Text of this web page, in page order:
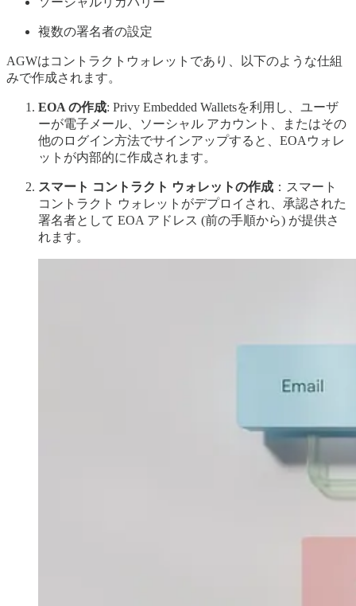
複数の署名者の設定
AGWはコントラクトウォレットであり、以下のような仕組
みで作成されます。
EOA の作成: Privy Embedded Walletsを利用し、ユーザ
ーが電子メール、ソーシャル アカウント、またはその
他のログイン方法でサインアップすると、EOAウォレ
ットが内部的に作成されます。
スマート コントラクト ウォレットの作成 ：スマート
コントラクト ウォレットがデプロイされ、承認された
署名者として EOA アドレス (前の手順から) が提供さ
れます。